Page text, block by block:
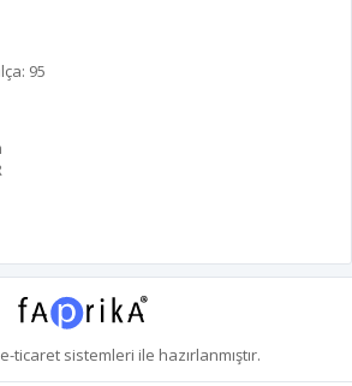
95
e-ticaretsistemleri ile hazırlanmıştır.